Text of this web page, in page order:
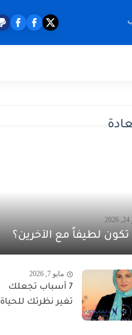
لطيفاً مع الآخرين؟
مايو 7, 2026
7 أسباب تجعلك
تغير نظرتك للحياة